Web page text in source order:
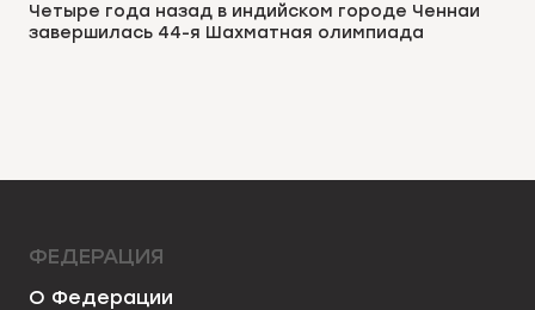
Четыре года назад в индийском городе Ченнаи
завершилась 44-я Шахматная олимпиада
ФЕДЕРАЦИЯ
О Федерации